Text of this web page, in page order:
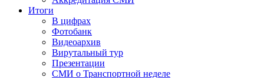
Итоги
В цифрах
Фотобанк
Видеоархив
Вирутальный тур
Презентации
СМИ о Транспортной неделе